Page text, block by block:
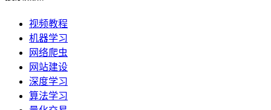
视频教程
机器学习
网络爬虫
网站建设
深度学习
算法学习